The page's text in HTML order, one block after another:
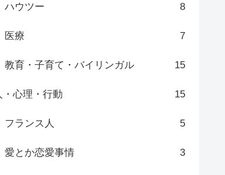
ハウツー 8
医療 7
教育・子育て・バイリンガル 15
・心理・行動 15
フランス人 5
愛とか恋愛事情 3